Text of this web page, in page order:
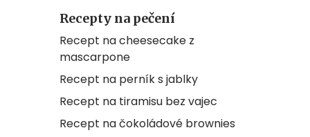
Recepty na pečení
Recept na cheesecake z
mascarpone
Recept na perník s jablky
Recept na tiramisu bez vajec
Recept na čokoládové brownies